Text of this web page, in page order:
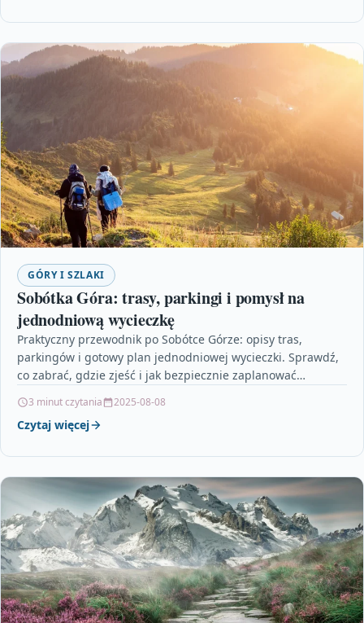
GÓRY I SZLAKI
Sobótka Góra: trasy, parkingi i pomysł na
jednodniową wycieczkę
Praktyczny przewodnik po Sobótce Górze: opisy tras,
parkingów i gotowy plan jednodniowej wycieczki. Sprawdź,
co zabrać, gdzie zjeść i jak bezpiecznie zaplanować
3 minut czytania 2025-08-08
Czytaj więcej